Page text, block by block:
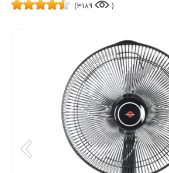
(
3189)